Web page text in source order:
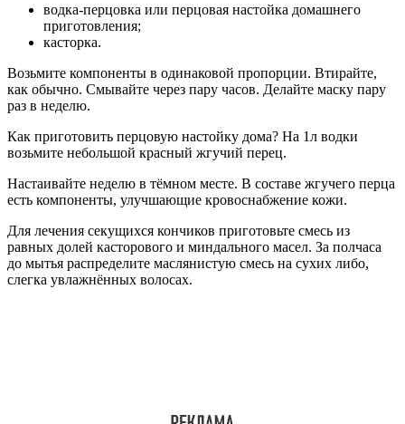
водка-перцовка или перцовая настойка домашнего
приготовления;
касторка.
Возьмите компоненты в одинаковой пропорции. Втирайте,
как обычно. Смывайте через пару часов. Делайте маску пару
раз в неделю.
Как приготовить перцовую настойку дома? На 1л водки
возьмите небольшой красный жгучий перец.
Настаивайте неделю в тёмном месте. В составе жгучего перца
есть компоненты, улучшающие кровоснабжение кожи.
Для лечения секущихся кончиков приготовьте смесь из
равных долей касторового и миндального масел. За полчаса
до мытья распределите маслянистую смесь на сухих либо,
слегка увлажнённых волосах.